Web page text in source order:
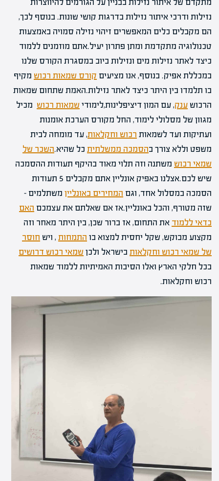
נזילות ודרכי איתור נזילות בדרגות קושי שונות. בנוסף לכך,
הם מקבלים כלים המאפשרים זיהוי נזילה סמויה באמצעות
טכנולוגיה מתקדמת ומתן פתרון יעיל.אתם מוזמנים ללמוד
כיצד לאתר נזילות מים ונזילות ביוב במסגרת הקורס שלנו
במכללת אפיק. בנוסף, אנו מציעים קורס שמאות רכוש מקיף
בו תלמדו בין היתר כיצד לאתר נזילות.האמת שתחום שמאות
הרכוש ענק, עם המון דיציפלינות,לימודישמאות רכוש מכיל
מגוון של מסלולי לימוד, החל מקורס הערכת אומנות
ועתיקות ועד לשמאות רכוש וחקלאות, עד מומחה לבית
משפט וללא צורך בהסמכה ממשלתית כל שהיא.השכר של
שמאי רכוש משתנה וזה תלוי מאוד בהיקף תעודות ההסמכה
שיש לכם.אצלנו באפיק אונליין אתם מקבלים 5 תעודות
הסמכה במסלול אחד, וגם המחירים באונליין משתלמים –
שזה מטורף, והכל באונליין.אז אם שאלתם את עצמכם האם
כדאי ללמוד את התחום, אז ברור שכן, בין היתר מאחר וזה
מקצוע מבוקש, שקל יחסית למצוא בו התמחות , ויש חוסר
של שמאי רכוש וחקלאות בישראל ולכןשמאי רכוש דרושים
בכל חלקי הארץ ואלו הסיבות האמיתיות ללמוד שמאות
רכוש וחקלאות.